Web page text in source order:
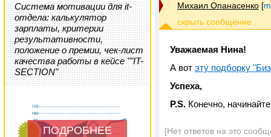
Система мотивации для it-
отдела: калькулятор
зарплаты, критерии
результативности,
положение о премии, чек-лист
качества работы в кейсе ""IT-
SECTION"
ПОДРОБНЕЕ
Михаил Опанасенко [
Уважаемая Нина!
А вот эту подборку
Успеха,
P.S. Конечно,
[Нет ответов на это